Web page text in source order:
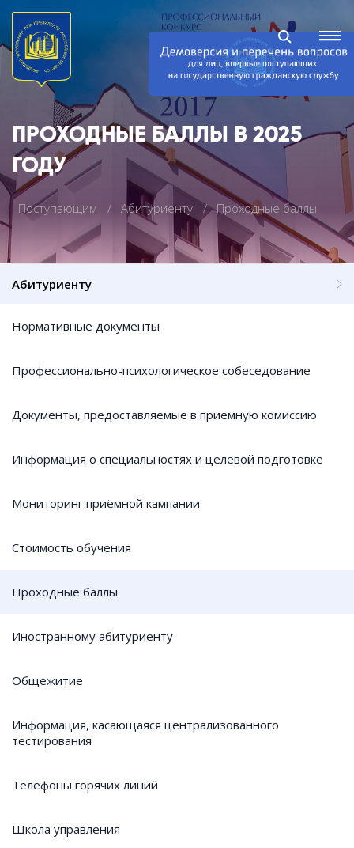
ПРОХОДНЫЕ БАЛЛЫ В 2025
ГОДУ
Поступающим Абитуриенту Проходные баллы
Абитуриенту
Нормативные документы
Профессионально-психологическое собеседование
Документы, предоставляемые в приемную комиссию
Информация о специальностях и целевой подготовке
Мониторинг приёмной кампании
Стоимость обучения
Проходные баллы
Иностранному абитуриенту
Общежитие
Информация, касающаяся централизованного
тестирования
Телефоны горячих линий
Школа управления